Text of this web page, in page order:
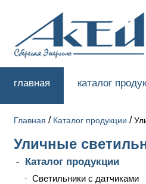
главная каталог
Главная / Каталог продукции /
Уличные
Каталог продукции
Светильники с датчиками